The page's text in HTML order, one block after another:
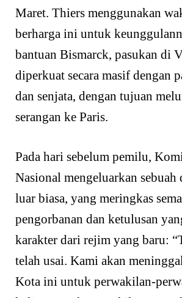
Maret. Thiers menggunakan
berharga ini untuk
bantuan Bismarck, pasukan di
diperkuat secara masif dengan
dan senjata, dengan tujuan
serangan ke Paris.
Pada hari sebelum pemilu,
Nasional mengeluarkan sebuah
luar biasa, yang meringkas
pengorbanan dan ketulusan
karakter dari rejim yang baru:
telah usai. Kami akan
Kota ini untuk perwakilan-